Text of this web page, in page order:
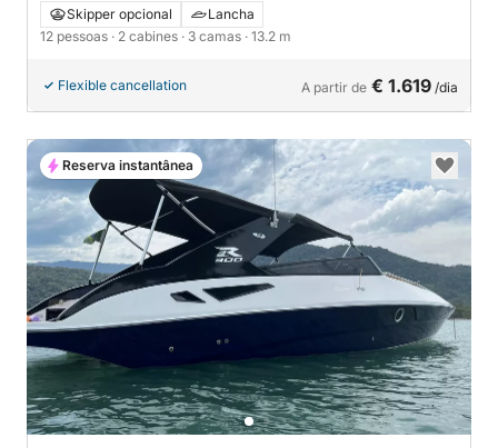
Skipper opcional
Lancha
12 pessoas · 2 cabines · 3 camas · 13.2 m
Flexible cancellation A partir de € 1.619 /dia
Reserva instantânea